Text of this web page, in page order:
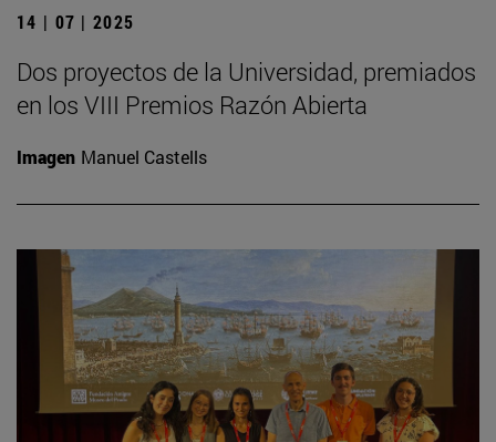
14 | 07 | 2025
Dos proyectos de la Universidad, premiados
en los VIII Premios Razón Abierta
Imagen Manuel Castells